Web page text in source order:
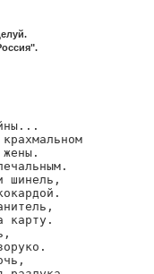
шинель,
карту.